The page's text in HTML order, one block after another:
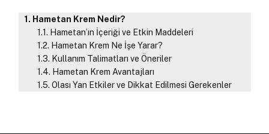
Hametan Krem Nedir?
Hametan’ın İçeriği ve Etkin Maddeleri
Hametan Krem Ne İşe Yarar?
Kullanım Talimatları ve Öneriler
Hametan Krem Avantajları
Olası Yan Etkiler ve Dikkat Edilmesi Gerekenler